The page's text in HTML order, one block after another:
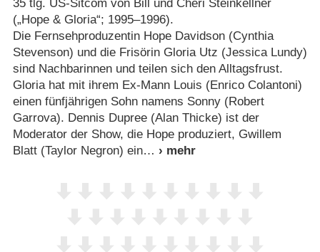
35 tlg. US-Sitcom von Bill und Cheri Steinkellner
(„Hope & Gloria“; 1995⁠–⁠1996).
Die Fernsehproduzentin Hope Davidson (Cynthia
Stevenson) und die Frisörin Gloria Utz (Jessica Lundy)
sind Nachbarinnen und teilen sich den Alltagsfrust.
Gloria hat mit ihrem Ex-Mann Louis (Enrico Colantoni)
einen fünfjährigen Sohn namens Sonny (Robert
Garrova). Dennis Dupree (Alan Thicke) ist der
Moderator der Show, die Hope produziert, Gwillem
Blatt (Taylor Negron) ein